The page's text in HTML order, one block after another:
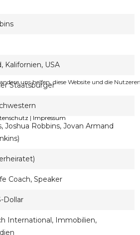
Kalifornien, USA
Staatsbürger
Joshua Robbins, Jovan Armand
Coach, Speaker
Dollar
International, Immobilien,
uns helfen, diese Website und die
| Impressum